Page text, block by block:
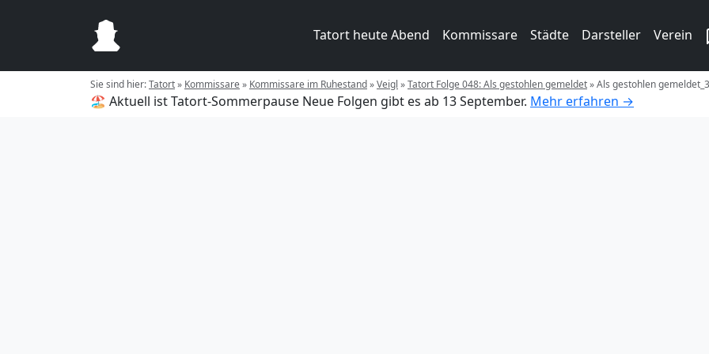
Tatort heute Abend Kommissare Städte Darsteller Verein
Sie sind hier:Tatort» Kommissare» Kommissare im Ruhestand»Veigl »Tatort Folge 048: Als gestohlen gemeldet»Als gestohlen gemeldet_3
🏖️ Aktuell ist Tatort-Sommerpause Neue Folgen gibt es ab 13 September. Mehr erfahren →